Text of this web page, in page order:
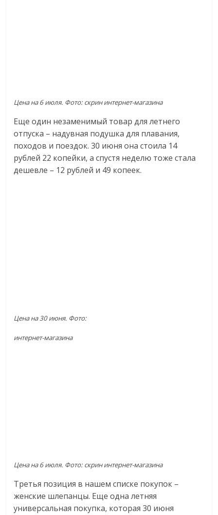
Цена на 6 июля. Фото: скрин интернет-магазина
Еще один незаменимый товар для летнего
отпуска – надувная подушка для плавания,
походов и поездок. 30 июня она стоила 14
рублей 22 копейки, а спустя неделю тоже стала
дешевле – 12 рублей и 49 копеек.
Цена на 30 июня. Фото:
интернет-магазина
Цена на 6 июля. Фото: скрин интернет-магазина
Третья позиция в нашем списке покупок –
женские шлепанцы. Еще одна летняя
универсальная покупка, которая 30 июня